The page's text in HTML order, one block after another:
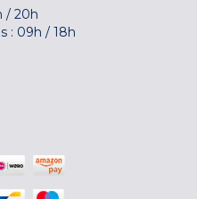
/ 20h
: 09h / 18h